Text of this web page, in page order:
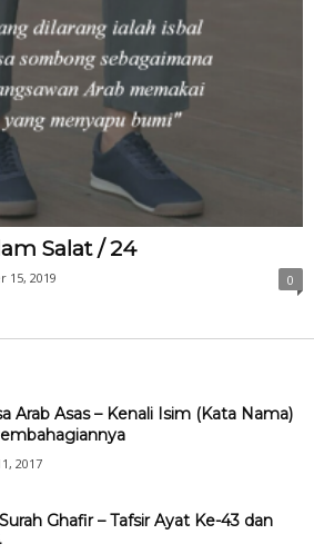
Salat / 24
15, 2019 0
Arab Asas – Kenali Isim (Kata Nama)
2017
Ghafir – Tafsir Ayat Ke-43 dan